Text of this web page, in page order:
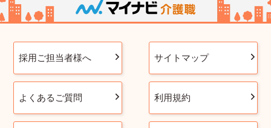
採用ご担当者様へ サイトマップ
よくあるご質問 利用規約